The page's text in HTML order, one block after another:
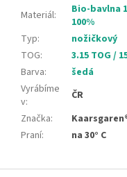
Materiál:
Bio-bavlna
100%
Typ:
nožičkový
TOG:
3.15 TOG /
Barva:
šedá
Vyrábíme
v:
ČR
Značka:
Praní: na 30° C